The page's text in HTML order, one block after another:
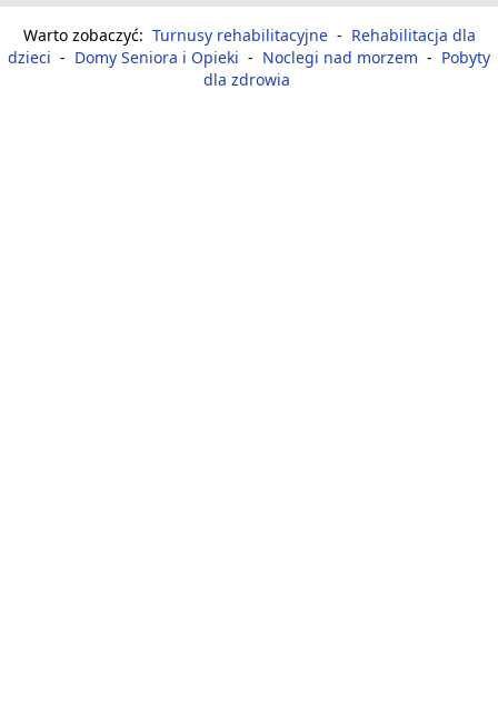
Warto zobaczyć: Turnusy rehabilitacyjne - Rehabilitacja dla
dzieci - Domy Seniora i Opieki - Noclegi nad morzem - Pobyty
dla zdrowia